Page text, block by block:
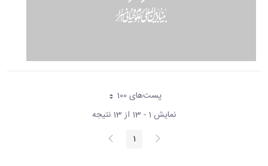
پست‌‌های 100هر صفحه
نمایش 1 - 13 از 13 نتیجه
پیغام
قبلی صفحه1 صفحه
بعد